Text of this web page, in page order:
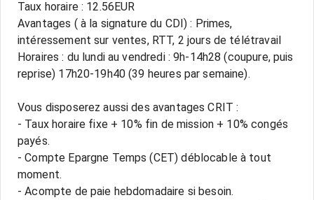
Taux horaire : 12.56EUR
Avantages ( à la signature du CDI) : Primes,
intéressement sur ventes, RTT, 2 jours de télétravail
Horaires : du lundi au vendredi : 9h-14h28 (coupure, puis
reprise) 17h20-19h40 (39 heures par semaine).
Vous disposerez aussi des avantages CRIT :
- Taux horaire fixe + 10% fin de mission + 10% congés
payés.
- Compte Epargne Temps (CET) déblocable à tout
moment.
- Acompte de paie hebdomadaire si besoin.